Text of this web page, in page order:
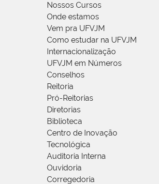
Nossos Cursos
Onde estamos
Vem pra UFVJM
Como estudar na UFVJM
Internacionalização
UFVJM em Números
Conselhos
Reitoria
Pró-Reitorias
Diretorias
Biblioteca
Centro de Inovação
Tecnológica
Auditoria Interna
Ouvidoria
Corregedoria